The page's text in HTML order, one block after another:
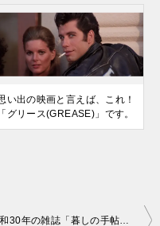
い出の映画と言えば、これ！
「グリース(GREASE)」です。
昭和30年の雑誌「暮しの手帖」から見る昭和の暮らし